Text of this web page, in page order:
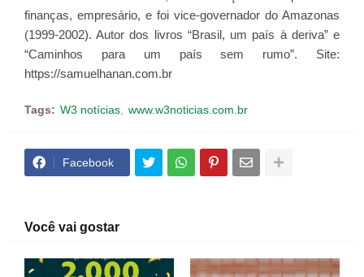
finanças, empresário, e foi vice-governador do Amazonas
(1999-2002). Autor dos livros “Brasil, um país à deriva” e
“Caminhos para um país sem rumo”. Site:
https://samuelhanan.com.br
Tags: W3 notícias www.w3noticias.com.br
Facebook
Você vai gostar